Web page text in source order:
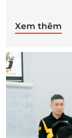
Xem thêm